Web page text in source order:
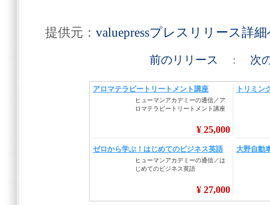
提供元： valuepressプレスリリース詳
前のリリース : 次